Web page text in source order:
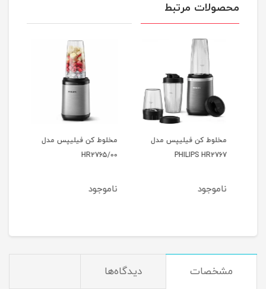
محصولات مرتبط
مخلوط کن فیلیپس مدل
PHILIPS HR2767
ناموجود
مخلوط کن فیلیپس مدل
HR2765/00
ناموجود
مشخصات دیدگاه‌ها